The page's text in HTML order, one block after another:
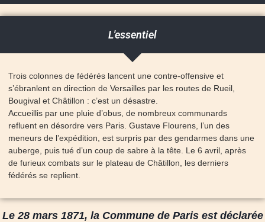
L'essentiel
Trois colonnes de fédérés lancent une contre-offensive et
s’ébranlent en direction de Versailles par les routes de Rueil,
Bougival et Châtillon : c’est un désastre.
Accueillis par une pluie d’obus, de nombreux communards
refluent en désordre vers Paris. Gustave Flourens, l’un des
meneurs de l’expédition, est surpris par des gendarmes dans une
auberge, puis tué d’un coup de sabre à la tête. Le 6 avril, après
de furieux combats sur le plateau de Châtillon, les derniers
fédérés se replient.
Le 28 mars 1871, la Commune de Paris est déclarée